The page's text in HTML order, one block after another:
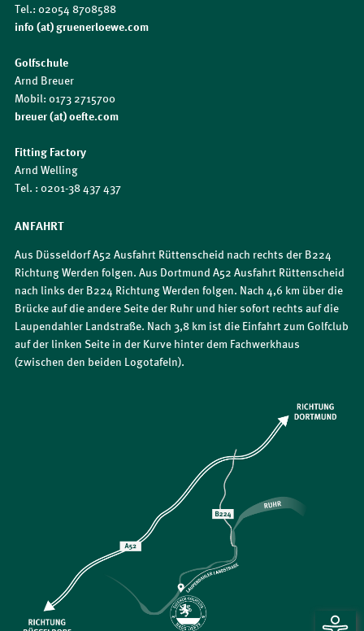
Tel.: 02054 8708588
info (at) gruenerloewe.com
Golfschule
Arnd Breuer
Mobil: 0173 2715700
breuer (at) oefte.com
Fitting Factory
Arnd Welling
Tel. : 0201-38 437 437
ANFAHRT
Aus Düsseldorf A52 Ausfahrt Rüttenscheid nach rechts der B224
Richtung Werden folgen. Aus Dortmund A52 Ausfahrt Rüttenscheid
nach links der B224 Richtung Werden folgen. Nach 4,6 km über die
Brücke auf die andere Seite der Ruhr und hier sofort rechts auf die
Laupendahler Landstraße. Nach 3,8 km ist die Einfahrt zum Golfclub
auf der linken Seite in der Kurve hinter dem Fachwerkhaus
(zwischen den beiden Logotafeln).